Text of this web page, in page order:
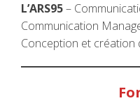
L’ARS95–
Communication
Conception et